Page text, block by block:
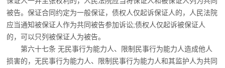
被告。保证合同约定为一般保证，债权人仅起诉保证人的，人民法院
应当通知被保证人作为共同被告参加诉讼;债权人仅起诉被保证人
的，可以只列被保证人为被告。
第六十七条 无民事行为能力人、限制民事行为能力人造成他人
损害的，无民事行为能力人、限制民事行为能力人和其监护人为共同